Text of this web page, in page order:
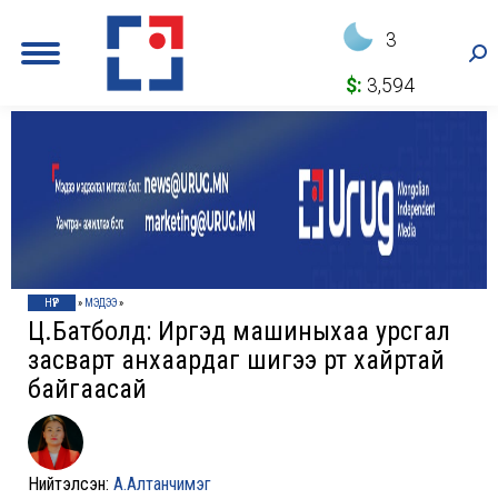
3
$: 3,594
НҮҮР » МЭДЭЭ»
Ц.Батболд: Иргэд машиныхаа урсгал
засварт анхаардаг шигээ өөртөө хайртай
байгаасай
Нийтэлсэн: А.Алтанчимэг